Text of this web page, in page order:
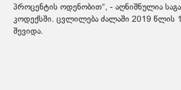
პროცენტის ოდენობით“, - აღნიშნულია
კოდექსში. ცვლილება ძალაში 2019 წლის
შევიდა.